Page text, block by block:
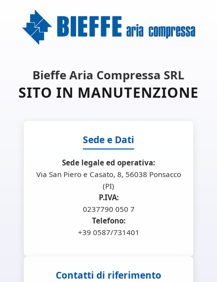
Bieffe Aria Compressa SRL
SITO IN MANUTENZIONE
Sede e Dati
Sede legale ed operativa:
Via San Piero e Casato, 8, 56038 Ponsacco
(PI)
P.IVA:
0237790 050 7
Telefono:
+39 0587/731401
Contatti di riferimento